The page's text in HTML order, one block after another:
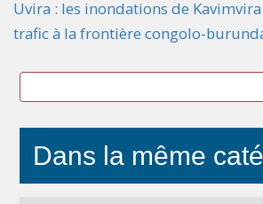
Uvira : les inondations de
trafic à la frontière congolo-
Dans la même